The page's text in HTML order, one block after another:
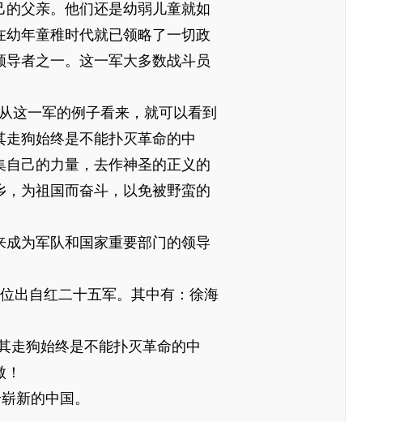
父亲。他们还是幼弱儿童就如
年童稚时代就已领略了一切政
者之一。这一军大多数战斗员
一军的例子看来，就可以看到
狗始终是不能扑灭革命的中
己的力量，去作神圣的正义的
为祖国而奋斗，以免被野蛮的
为军队和国家重要部门的领导
出自红二十五军。其中有：徐海
狗始终是不能扑灭革命的中
新的中国。